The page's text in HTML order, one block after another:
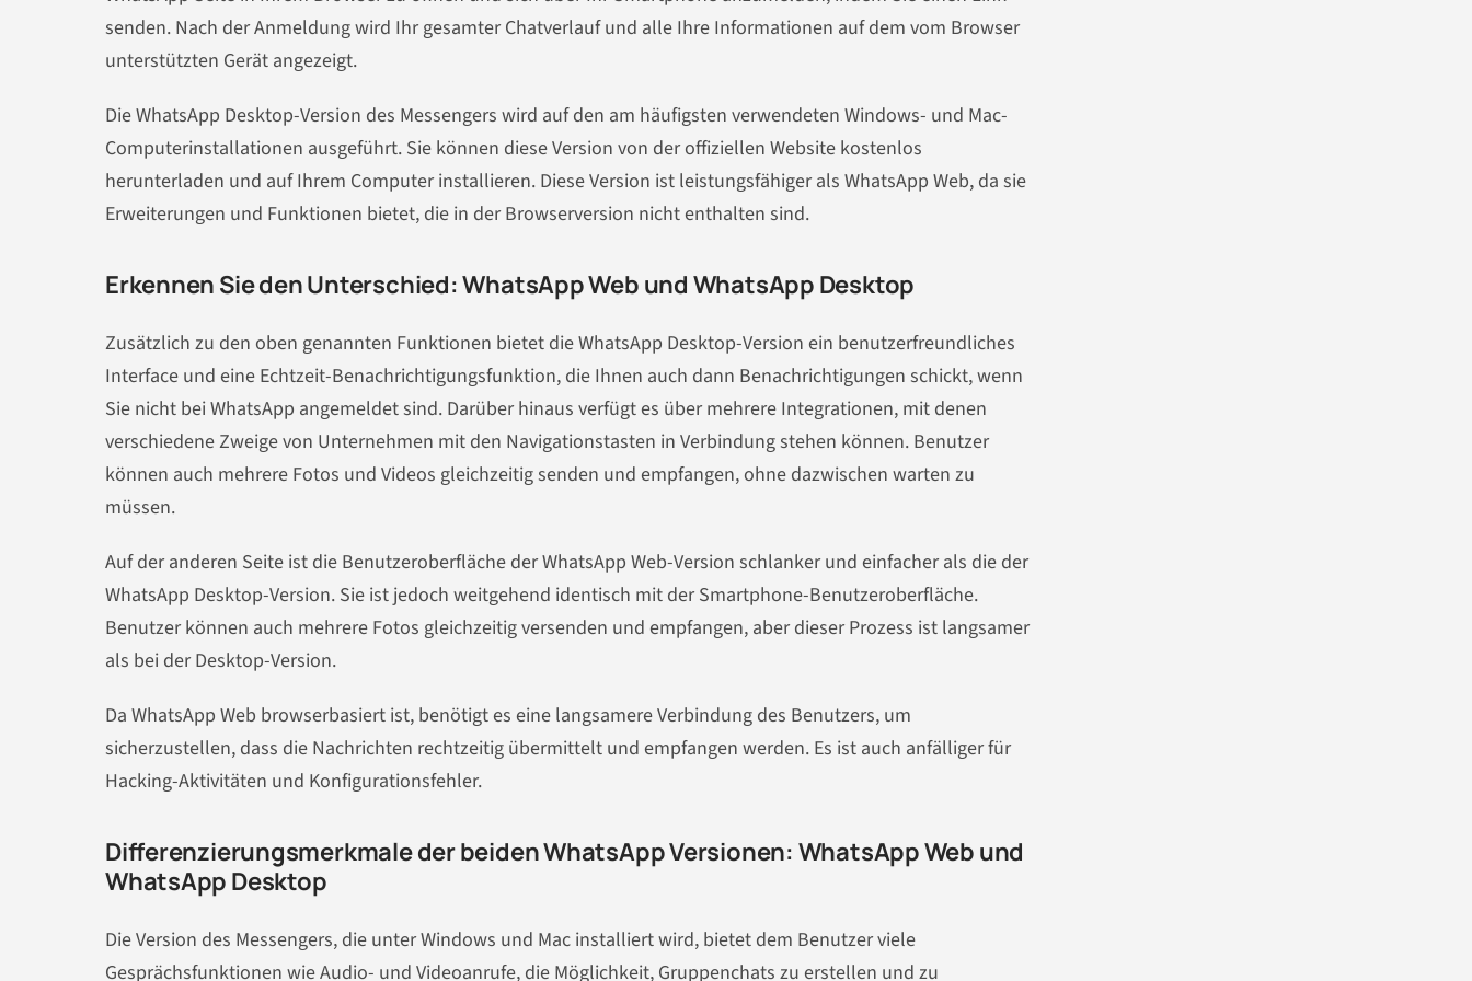
senden. Nach der Anmeldung wird Ihr gesamter Chatverlauf und alle Ihre Informationen auf dem vom Browser
unterstützten Gerät angezeigt.
Die WhatsApp Desktop-Version des Messengers wird auf den am häufigsten verwendeten Windows- und Mac-
Computerinstallationen ausgeführt. Sie können diese Version von der offiziellen Website kostenlos
herunterladen und auf Ihrem Computer installieren. Diese Version ist leistungsfähiger als WhatsApp Web, da sie
Erweiterungen und Funktionen bietet, die in der Browserversion nicht enthalten sind.
Erkennen Sie den Unterschied: WhatsApp Web und WhatsApp Desktop
Zusätzlich zu den oben genannten Funktionen bietet die WhatsApp Desktop-Version ein benutzerfreundliches
Interface und eine Echtzeit-Benachrichtigungsfunktion, die Ihnen auch dann Benachrichtigungen schickt, wenn
Sie nicht bei WhatsApp angemeldet sind. Darüber hinaus verfügt es über mehrere Integrationen, mit denen
verschiedene Zweige von Unternehmen mit den Navigationstasten in Verbindung stehen können. Benutzer
können auch mehrere Fotos und Videos gleichzeitig senden und empfangen, ohne dazwischen warten zu
müssen.
Auf der anderen Seite ist die Benutzeroberfläche der WhatsApp Web-Version schlanker und einfacher als die der
WhatsApp Desktop-Version. Sie ist jedoch weitgehend identisch mit der Smartphone-Benutzeroberfläche.
Benutzer können auch mehrere Fotos gleichzeitig versenden und empfangen, aber dieser Prozess ist langsamer
als bei der Desktop-Version.
Da WhatsApp Web browserbasiert ist, benötigt es eine langsamere Verbindung des Benutzers, um
sicherzustellen, dass die Nachrichten rechtzeitig übermittelt und empfangen werden. Es ist auch anfälliger für
Hacking-Aktivitäten und Konfigurationsfehler.
Differenzierungsmerkmale der beiden WhatsApp Versionen: WhatsApp Web und
WhatsApp Desktop
Die Version des Messengers, die unter Windows und Mac installiert wird, bietet dem Benutzer viele
Gesprächsfunktionen wie Audio- und Videoanrufe, die Möglichkeit, Gruppenchats zu erstellen und zu